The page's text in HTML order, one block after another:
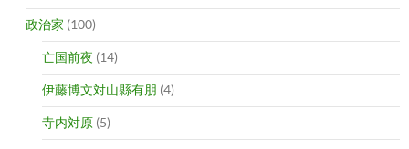
政治家 (100)
亡国前夜 (14)
伊藤博文対山縣有朋 (4)
寺内対原 (5)